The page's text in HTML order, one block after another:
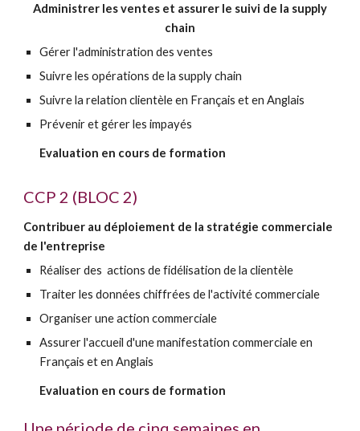
Administrer les ventes et assurer le suivi de la supply
chain
Gérer l'administration des ventes
Suivre les opérations de la supply chain
Suivre la relation clientèle en Français et en Anglais
Prévenir et gérer les impayés
Evaluation en cours de formation
CCP 2 (BLOC 2)
Contribuer au déploiement de la stratégie commerciale
de l'entreprise
Réaliser des actions de fidélisation de la clientèle
Traiter les données chiffrées de l'activité commerciale
Organiser une action commerciale
Assurer l'accueil d'une manifestation commerciale en
Français et en Anglais
Evaluation en cours de formation